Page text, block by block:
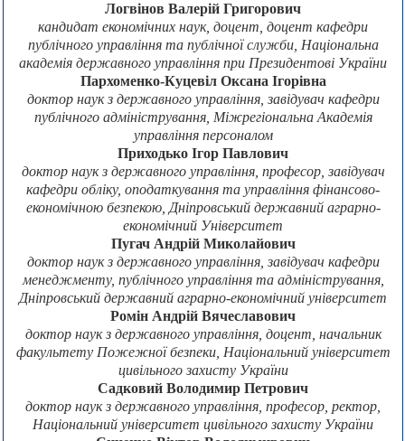
Логвінов Валерій Григорович
кандидат економічних наук, доцент, доцент кафедри
публічного управління та публічної служби, Національна
академія державного управління при Президентові України
Пархоменко-Куцевіл Оксана Ігорівна
доктор наук з державного управління, завідувач кафедри
публічного адміністрування, Міжрегіональна Академія
управління персоналом
Приходько Ігор Павлович
доктор наук з державного управління, професор, завідувач
кафедри обліку, оподаткування та управління фінансово-
економічною безпекою, Дніпровський державний аграрно-
економічний Університет
Пугач Андрій Миколайович
доктор наук з державного управління, завідувач кафедри
менеджменту, публічного управління та адміністрування,
Дніпровський державний аграрно-економічний університет
Ромін Андрій Вячеславович
доктор наук з державного управління, доцент, начальник
факультету Пожежної безпеки, Національний університет
цивільного захисту України
Садковий Володимир Петрович
доктор наук з державного управління, професор, ректор,
Національний університет цивільного захисту України